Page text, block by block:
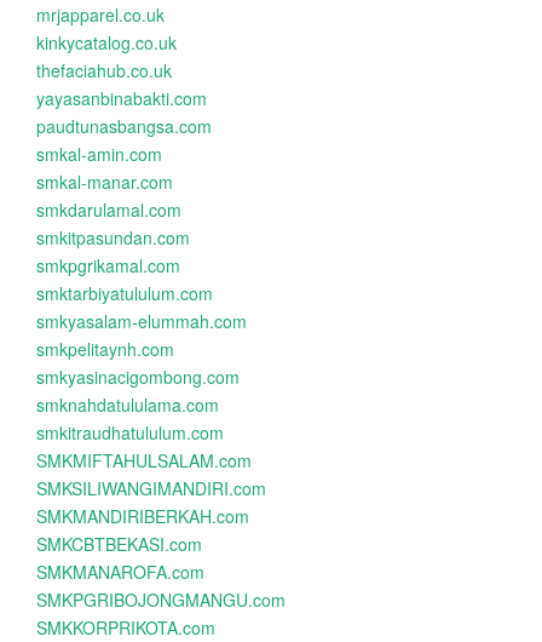
mrjapparel.co.uk
kinkycatalog.co.uk
thefaciahub.co.uk
yayasanbinabakti.com
paudtunasbangsa.com
smkal-amin.com
smkal-manar.com
smkdarulamal.com
smkitpasundan.com
smkpgrikamal.com
smktarbiyatululum.com
smkyasalam-elummah.com
smkpelitaynh.com
smkyasinacigombong.com
smknahdatululama.com
smkitraudhatululum.com
SMKMIFTAHULSALAM.com
SMKSILIWANGIMANDIRI.com
SMKMANDIRIBERKAH.com
SMKCBTBEKASI.com
SMKMANAROFA.com
SMKPGRIBOJONGMANGU.com
SMKKORPRIKOTA.com